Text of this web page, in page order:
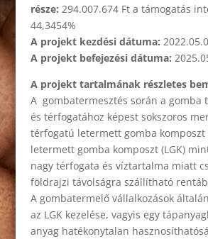
része: 294.007.674 Ft a támogatás
44,3454%
A projekt kezdési dátuma:
A projekt befejezési dátuma:
A projekt tartalmának részletes
A gombatermesztés során a gomba
és térfogatához képest sokszoros
térfogatú letermett gomba komposzt
letermett gomba komposzt (LGK)
nagy térfogata és víztartalma miatt
földrajzi távolságra szállítható
A gombatermelő vállalkozások
az LGK kezelése, vagyis egy
anyag hatékonytalan